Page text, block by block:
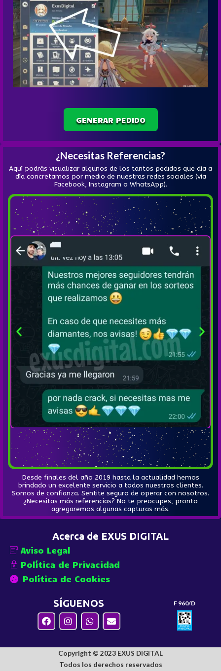
GENERAR PEDIDO
¿Necesitas Referencias?
Aquí podrás visualizar algunos de los tantos pedidos que día a
día concretamos por medio de nuestras redes sociales (vía
Facebook, Instagram o WhatsApp).
Desde finales del año 2019 hasta la actualidad hemos
brindado un excelente servicio a todos nuestros clientes.
Somos de confianza. Sentite seguro de operar con nosotros.
¿Necesitas más referencias? No te preocupes, pronto
agregaremos algunas capturas más.
Acerca de EXUS DIGITAL
Aviso Legal
Política de Privacidad
Política de Cookies
SÍGUENOS F 960/D
Copyright © 2023 EXUS DIGITAL
Todos los derechos reservados